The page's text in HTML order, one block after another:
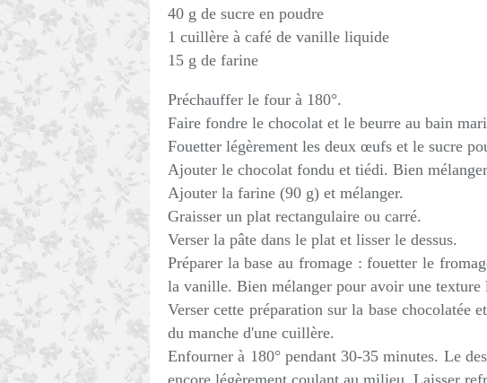
40 g de sucre en poudre
1 cuillère à café de vanille liquide
15 g de farine
Préchauffer le four à 180°.
Faire fondre le chocolat et le beurre au bain
Fouetter légèrement les deux œufs et le sucre
Ajouter le chocolat fondu et tiédi. Bien
Ajouter la farine (90 g) et mélanger.
Graisser un plat rectangulaire ou carré.
Verser la pâte dans le plat et lisser le dessus.
Préparer la base au fromage : fouetter le
la vanille. Bien mélanger pour avoir une texture
Verser cette préparation sur la base chocolatée
du manche d'une cuillère.
Enfourner à 180° pendant 30-35 minutes. Le
encore légèrement coulant au milieu. Laisser